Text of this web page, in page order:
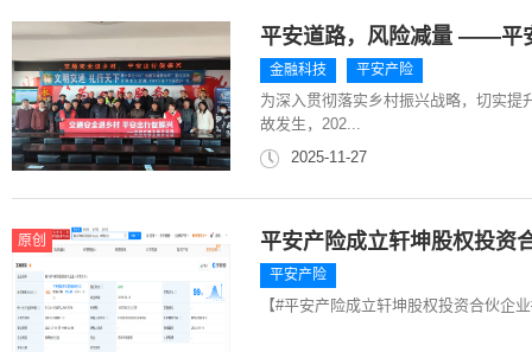
平安道路，风险减量 ——平
金融科技 平安产险
为深入贯彻落实乡村振兴战略，切实
故发生，202...
2025-11-27
原创 平安产险成立轩坤股权投资
平安产险
【#平安产险成立轩坤股权投资合伙企